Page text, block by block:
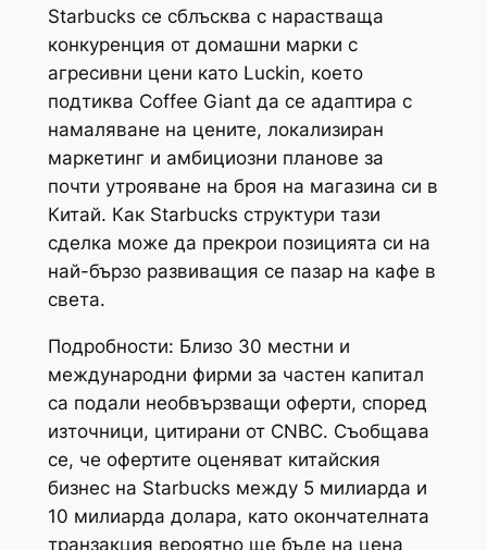
Starbucks се сблъсква с нарастваща
конкуренция от домашни марки с
агресивни цени като Luckin, което
подтиква Coffee Giant да се адаптира с
намаляване на цените, локализиран
маркетинг и амбициозни планове за
почти утрояване на броя на магазина си в
Китай. Как Starbucks структури тази
сделка може да прекрои позицията си на
най-бързо развиващия се пазар на кафе в
света.
Подробности: Близо 30 местни и
международни фирми за частен капитал
са подали необвързващи оферти, според
източници, цитирани от CNBC. Съобщава
се, че офертите оценяват китайския
бизнес на Starbucks между 5 милиарда и
10 милиарда долара, като окончателната
транзакция вероятно ще бъде на цена